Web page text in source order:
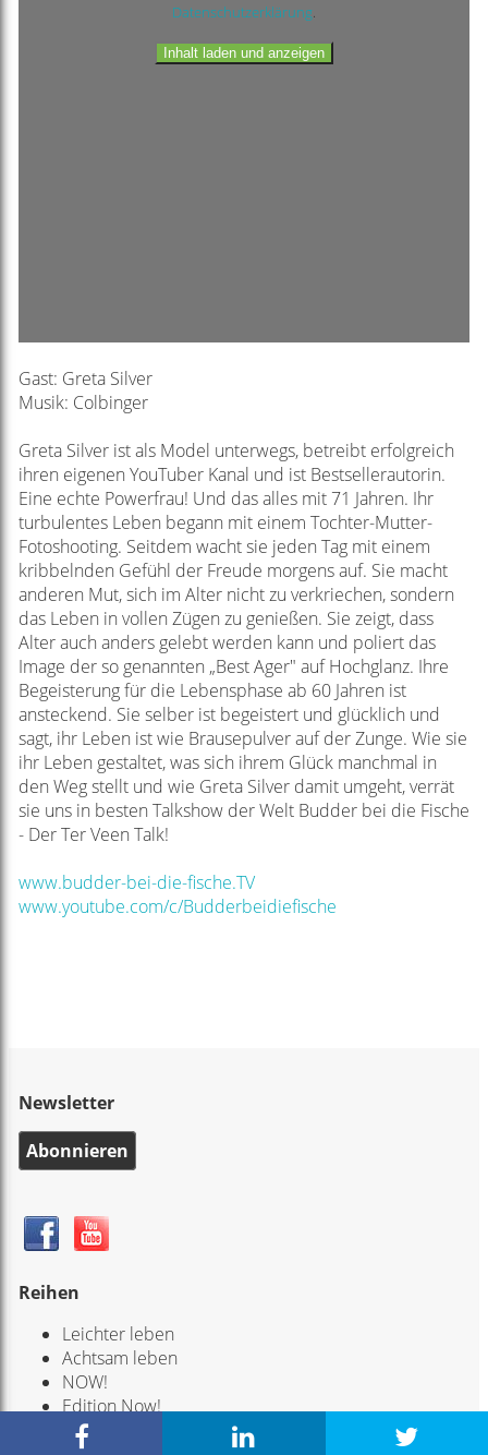
Datenschutzerklärung.
Inhalt laden und anzeigen
Gast: Greta Silver
Musik: Colbinger
Greta Silver ist als Model unterwegs, betreibt erfolgreich
ihren eigenen YouTuber Kanal und ist Bestsellerautorin.
Eine echte Powerfrau! Und das alles mit 71 Jahren. Ihr
turbulentes Leben begann mit einem Tochter-Mutter-
Fotoshooting. Seitdem wacht sie jeden Tag mit einem
kribbelnden Gefühl der Freude morgens auf. Sie macht
anderen Mut, sich im Alter nicht zu verkriechen, sondern
das Leben in vollen Zügen zu genießen. Sie zeigt, dass
Alter auch anders gelebt werden kann und poliert das
Image der so genannten „Best Ager" auf Hochglanz. Ihre
Begeisterung für die Lebensphase ab 60 Jahren ist
ansteckend. Sie selber ist begeistert und glücklich und
sagt, ihr Leben ist wie Brausepulver auf der Zunge. Wie sie
ihr Leben gestaltet, was sich ihrem Glück manchmal in
den Weg stellt und wie Greta Silver damit umgeht, verrät
sie uns in besten Talkshow der Welt Budder bei die Fische
- Der Ter Veen Talk!
www.budder-bei-die-fische.TV
www.youtube.com/c/Budderbeidiefische
Newsletter
Abonnieren
Reihen
Leichter leben
Achtsam leben
NOW!
Edition Now!